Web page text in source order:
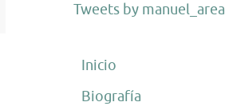
Tweets by manuel_area
Inicio
Biografía